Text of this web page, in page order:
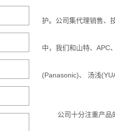
护。公司集代理销售、
中，我们和山特、APC
(Panasonic)、 汤浅
公司十分注重产品